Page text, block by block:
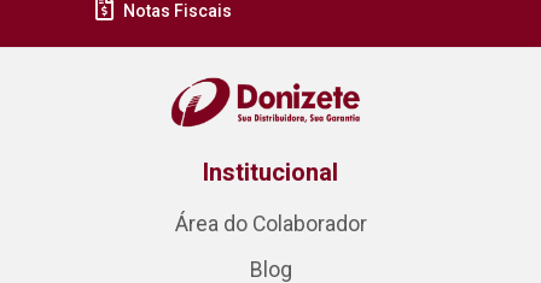
Notas Fiscais
Institucional
Área do Colaborador
Blog